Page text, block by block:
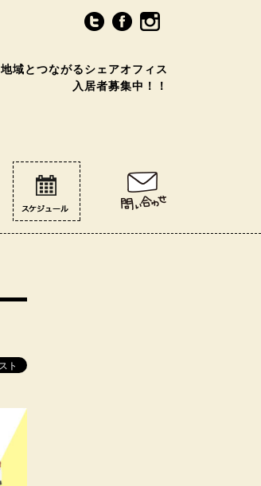
地域とつながるシェアオフィス
入居者募集中！！